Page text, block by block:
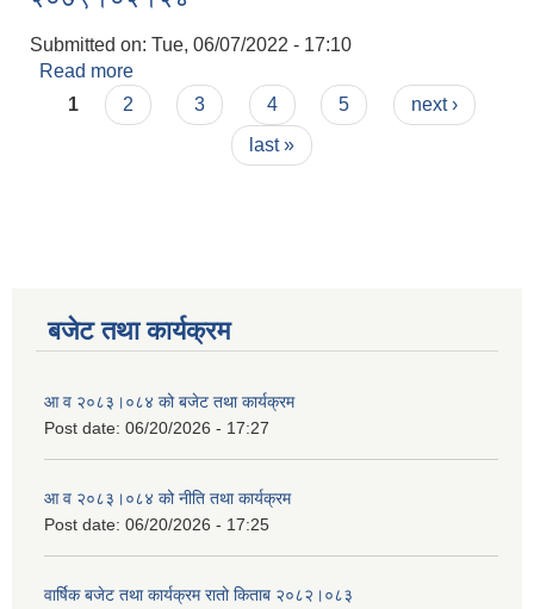
Submitted on: Tue, 06/07/2022 - 17:10
Read more
२०७९।०२।२४
Pages
1 2 3 4 5
next ›
last »
बजेट तथा कार्यक्रम
आ व २०८३।०८४ को बजेट तथा कार्यक्रम
Post date: 06/20/2026 - 17:27
आ व २०८३।०८४ को नीति तथा कार्यक्रम
Post date: 06/20/2026 - 17:25
वार्षिक बजेट तथा कार्यक्रम रातो किताब २०८२।०८३